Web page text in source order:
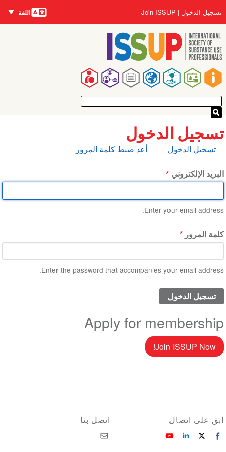
إلى
المحتوى
الرئيسي
Main
navigation
User
account
menu
تسجيل الدخول Join ISSUP اللغات
اللغة
تسجيل الدخول
التبويبات
الأساسية
تسجيل الدخول أعد ضبط كلمة المرور
البريد الإلكتروني
Enter your email address.
كلمة المرور
Enter the password that accompanies your email address.
Apply for membership
Join ISSUP Now!
اتصل بنا ابق على اتصال